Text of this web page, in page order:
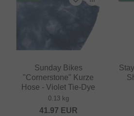
Sunday Bikes
"Cornerstone" Kurze
Hose - Violet Tie-Dye
0.13 kg
41.97 EUR